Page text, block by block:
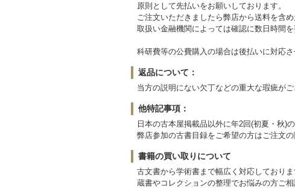
原則として先払いをお願いしております。
ご注文いただきましたら弊店から送料を含
取扱い金融機関によっては確認に数日時間
科研費等の公費購入の場合は後払いに対応
返品について：
当方の説明にない欠丁などの重大な瑕疵が
他特記事項：
日本の古本屋掲載品以外に年2回(初夏・秋)
弊店参加の古書目録をご希望の方はご注文の
書籍の買い取りについて
古文書から学術書まで幅広く対応しておりま
蔵書やコレクションの整理でお悩みの方ご相